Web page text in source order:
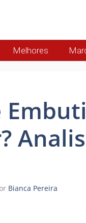
Melhores
Bianca Pereira